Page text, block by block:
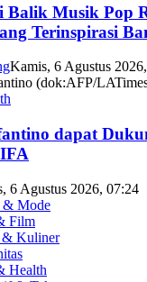
Balik Musik Pop
Terinspirasi
Kamis, 6 Agustus
dapat
6 Agustus 2026, 07:24
& Mode
Film
& Kuliner
Health